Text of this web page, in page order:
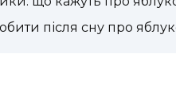
після сну про